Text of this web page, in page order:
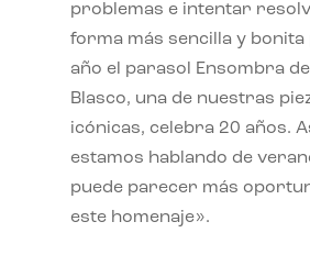
problemas e intentar
forma más sencilla y bonita
año el parasol Ensombra
Blasco, una de nuestras
icónicas, celebra 20 años.
estamos hablando de
puede parecer más
este homenaje».